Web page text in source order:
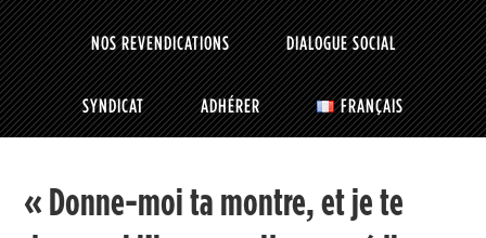
NOS REVENDICATIONS DIALOGUE SOCIAL
SYNDICAT ADHÉRER FRANÇAIS
« Donne-moi ta montre, et je te